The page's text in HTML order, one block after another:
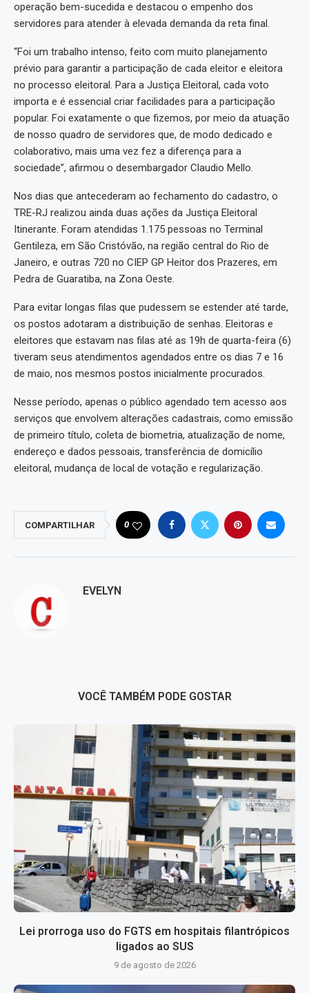
operação bem-sucedida e destacou o empenho dos
servidores para atender à elevada demanda da reta final.
“Foi um trabalho intenso, feito com muito planejamento
prévio para garantir a participação de cada eleitor e eleitora
no processo eleitoral. Para a Justiça Eleitoral, cada voto
importa e é essencial criar facilidades para a participação
popular. Foi exatamente o que fizemos, por meio da atuação
de nosso quadro de servidores que, de modo dedicado e
colaborativo, mais uma vez fez a diferença para a
sociedade”, afirmou o desembargador Claudio Mello.
Nos dias que antecederam ao fechamento do cadastro, o
TRE-RJ realizou ainda duas ações da Justiça Eleitoral
Itinerante. Foram atendidas 1.175 pessoas no Terminal
Gentileza, em São Cristóvão, na região central do Rio de
Janeiro, e outras 720 no CIEP GP Heitor dos Prazeres, em
Pedra de Guaratiba, na Zona Oeste.
Para evitar longas filas que pudessem se estender até tarde,
os postos adotaram a distribuição de senhas. Eleitoras e
eleitores que estavam nas filas até as 19h de quarta-feira (6)
tiveram seus atendimentos agendados entre os dias 7 e 16
de maio, nos mesmos postos inicialmente procurados.
Nesse período, apenas o público agendado tem acesso aos
serviços que envolvem alterações cadastrais, como emissão
de primeiro título, coleta de biometria, atualização de nome,
endereço e dados pessoais, transferência de domicílio
eleitoral, mudança de local de votação e regularização.
COMPARTILHAR 0
EVELYN
VOCÊ TAMBÉM PODE GOSTAR
Lei prorroga uso do FGTS em hospitais filantrópicos
ligados ao SUS
9 de agosto de 2026